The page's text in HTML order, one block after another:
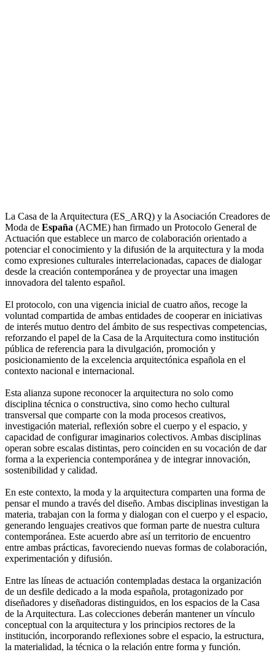
La Casa de la Arquitectura (ES_ARQ) y la Asociación Creadores de
Moda de España (ACME) han firmado un Protocolo General de
Actuación que establece un marco de colaboración orientado a
potenciar el conocimiento y la difusión de la arquitectura y la moda
como expresiones culturales interrelacionadas, capaces de dialogar
desde la creación contemporánea y de proyectar una imagen
innovadora del talento español.
El protocolo, con una vigencia inicial de cuatro años, recoge la
voluntad compartida de ambas entidades de cooperar en iniciativas
de interés mutuo dentro del ámbito de sus respectivas competencias,
reforzando el papel de la Casa de la Arquitectura como institución
pública de referencia para la divulgación, promoción y
posicionamiento de la excelencia arquitectónica española en el
contexto nacional e internacional.
Esta alianza supone reconocer la arquitectura no solo como
disciplina técnica o constructiva, sino como hecho cultural
transversal que comparte con la moda procesos creativos,
investigación material, reflexión sobre el cuerpo y el espacio, y
capacidad de configurar imaginarios colectivos. Ambas disciplinas
operan sobre escalas distintas, pero coinciden en su vocación de dar
forma a la experiencia contemporánea y de integrar innovación,
sostenibilidad y calidad.
En este contexto, la moda y la arquitectura comparten una forma de
pensar el mundo a través del diseño. Ambas disciplinas investigan la
materia, trabajan con la forma y dialogan con el cuerpo y el espacio,
generando lenguajes creativos que forman parte de nuestra cultura
contemporánea. Este acuerdo abre así un territorio de encuentro
entre ambas prácticas, favoreciendo nuevas formas de colaboración,
experimentación y difusión.
Entre las líneas de actuación contempladas destaca la organización
de un desfile dedicado a la moda española, protagonizado por
diseñadores y diseñadoras distinguidos, en los espacios de la Casa
de la Arquitectura. Las colecciones deberán mantener un vínculo
conceptual con la arquitectura y los principios rectores de la
institución, incorporando reflexiones sobre el espacio, la estructura,
la materialidad, la técnica o la relación entre forma y función.